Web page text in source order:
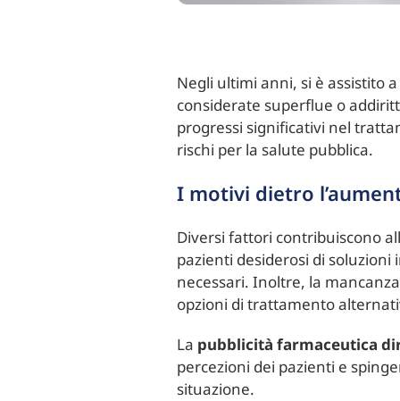
Negli ultimi anni, si è assistito
considerate superflue o
progressi significativi nel
rischi per la salute pubblica.
I motivi dietro
Diversi fattori contribuiscono
pazienti desiderosi di
necessari. Inoltre, la
opzioni di trattamento
La pubblicità farmaceutica
percezioni dei pazienti e
situazione.